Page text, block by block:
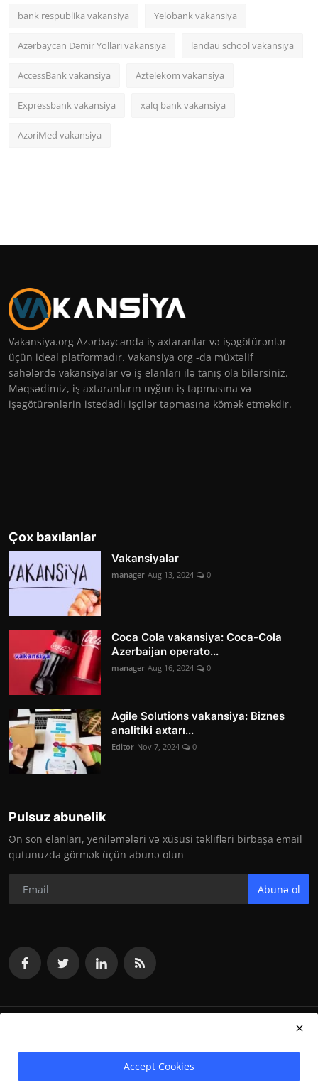
bank respublika vakansiya Yelobank vakansiya
Azərbaycan Dəmir Yolları vakansiya landau school vakansiya
AccessBank vakansiya Aztelekom vakansiya
Expressbank vakansiya xalq bank vakansiya
AzəriMed vakansiya
Vakansiya.org Azərbaycanda iş axtaranlar və işəgötürənlər
üçün ideal platformadır. Vakansiya org -da müxtəlif
sahələrdə vakansiyalar və iş elanları ilə tanış ola bilərsiniz.
Məqsədimiz, iş axtaranların uyğun iş tapmasına və
işəgötürənlərin istedadlı işçilər tapmasına kömək etməkdir.
Çox baxılanlar
Vakansiyalar
manager Aug 13, 2024 0
Coca Cola vakansiya: Coca-Cola
Azerbaijan operato...
manager Aug 16, 2024 0
Agile Solutions vakansiya: Biznes
analitiki axtarı...
Editor Nov 7, 2024 0
Pulsuz abunəlik
Ən son elanları, yeniləmələri və xüsusi təklifləri birbaşa email
qutunuzda görmək üçün abunə olun
Abunə ol
Accept Cookies